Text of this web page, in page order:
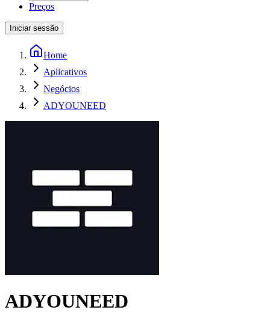
Preços
Iniciar sessão
Home
Aplicativos
Negócios
ADYOUNEED
ADYOUNEED